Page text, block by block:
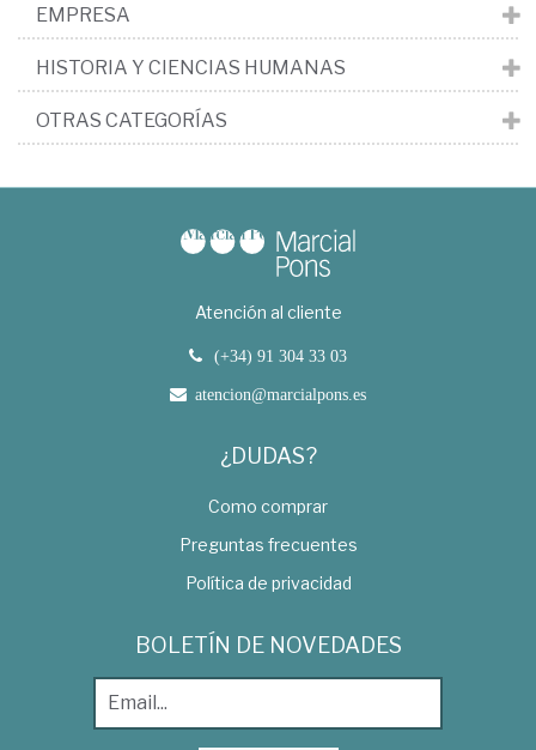
EMPRESA
HISTORIA Y CIENCIAS HUMANAS
OTRAS CATEGORÍAS
Atención al cliente
(+34) 91 304 33 03
atencion@marcialpons.es
¿DUDAS?
Como comprar
Preguntas frecuentes
Política de privacidad
BOLETÍN DE NOVEDADES